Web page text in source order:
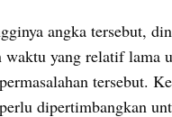
angka tersebut,
waktu yang relatif lama
tersebut.
dipertimbangkan